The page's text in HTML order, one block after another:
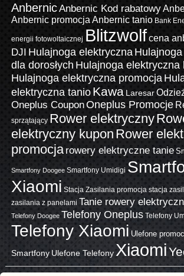
AnbernicAnbernic Kod rabatowy
Anbernic promocja Anbernic tanio Bank
energii fotowoltaicznej Blitzwolfcena
DJI Hulajnoga elektryczna
dla dorosłych Hulajnoga elektryczna
Hulajnoga elektryczna promocja
elektryczna tanioKawa Laresar
Oneplus CouponOneplus Promocje
sprzątający Rower elektryczny
elektryczny kupon Rower
promocja rowery elektryczne tanie
Smartfony Doogee Smartfony Umidigi
Xiaomi Stacja Zasilania promocja stacja
zasilania z panelami Tanie rowery
Telefony Doogee Telefony Oneplus Telefony
Telefony Xiaomi Ulefone
Smartfony Ulefone Telefony Xiaomi